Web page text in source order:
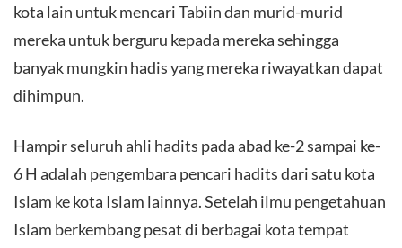
kota lain untuk mencari Tabiin dan murid-murid
mereka untuk berguru kepada mereka sehingga
banyak mungkin hadis yang mereka riwayatkan dapat
dihimpun.
Hampir seluruh ahli hadits pada abad ke-2 sampai ke-
6 H adalah pengembara pencari hadits dari satu kota
Islam ke kota Islam lainnya. Setelah ilmu pengetahuan
Islam berkembang pesat di berbagai kota tempat